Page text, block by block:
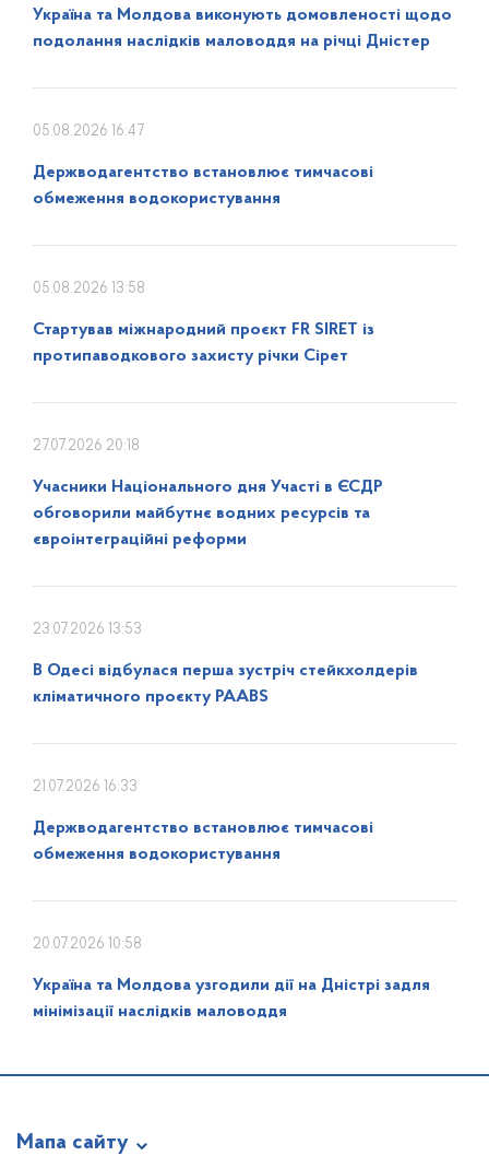
Україна та Молдова виконують домовленості щодо
подолання наслідків маловоддя на річці Дністер
05.08.2026 16:47
Держводагентство встановлює тимчасові
обмеження водокористування
05.08.2026 13:58
Стартував міжнародний проєкт FR SIRET із
протипаводкового захисту річки Сірет
27.07.2026 20:18
Учасники Національного дня Участі в ЄСДР
обговорили майбутнє водних ресурсів та
євроінтеграційні реформи
23.07.2026 13:53
В Одесі відбулася перша зустріч стейкхолдерів
кліматичного проєкту PAABS
21.07.2026 16:33
Держводагентство встановлює тимчасові
обмеження водокористування
20.07.2026 10:58
Україна та Молдова узгодили дії на Дністрі задля
мінімізації наслідків маловоддя
Мапа сайту